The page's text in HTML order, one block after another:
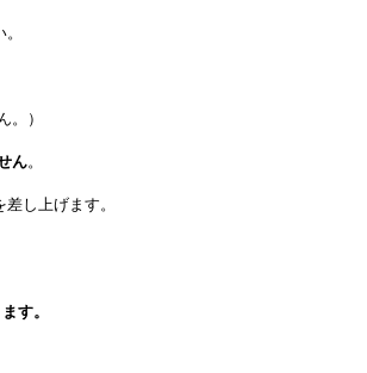
）
ん。
差し上げます。
す。